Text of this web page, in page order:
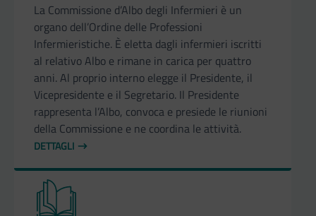
La Commissione d’Albo degli Infermieri è un
organo dell’Ordine delle Professioni
Infermieristiche. È eletta dagli infermieri iscritti
al relativo Albo e rimane in carica per quattro
anni. Al proprio interno elegge il Presidente, il
Vicepresidente e il Segretario. Il Presidente
rappresenta l’Albo, convoca e presiede le riunioni
della Commissione e ne coordina le attività.
DETTAGLI